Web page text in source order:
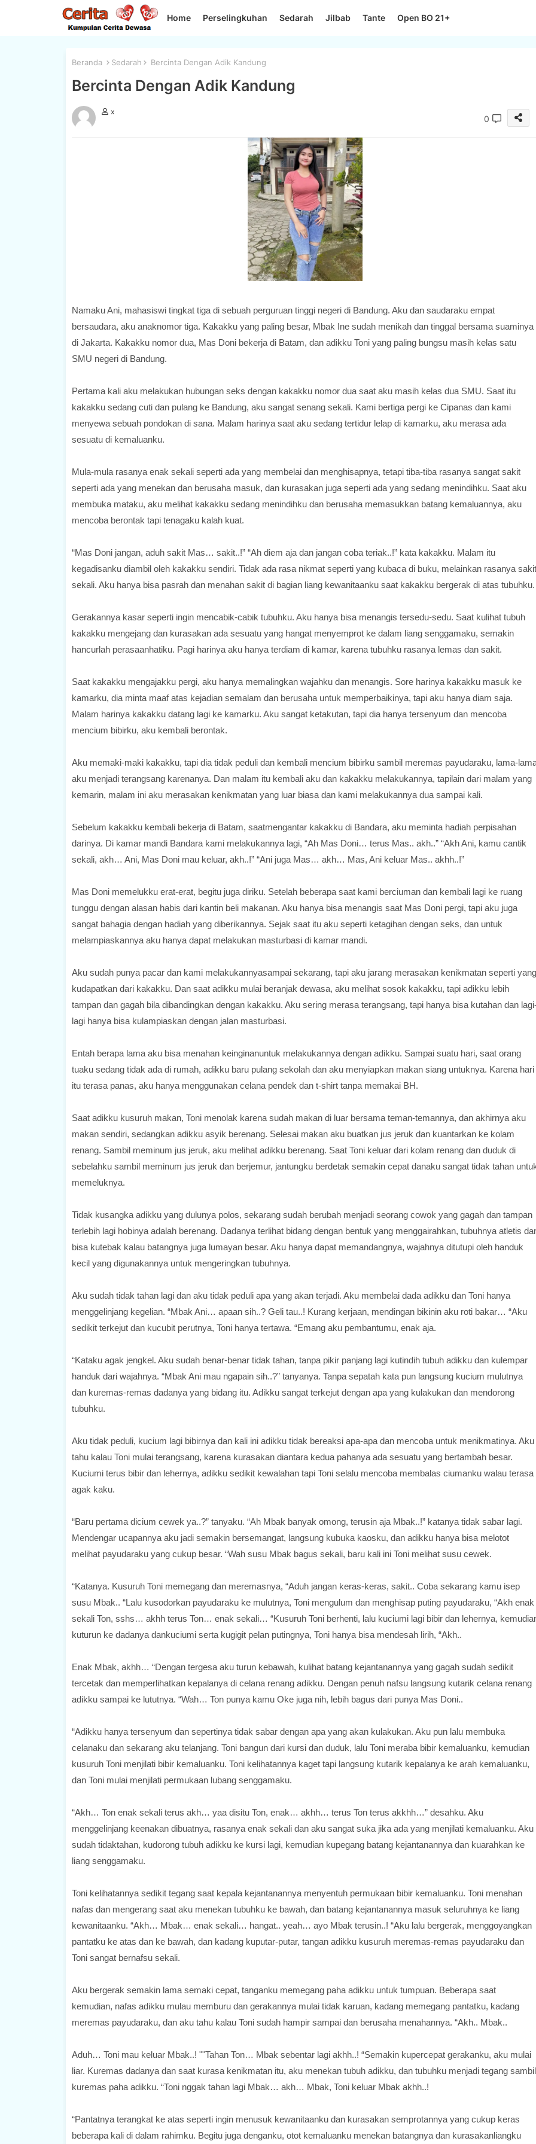
Home Perselingkuhan Sedarah Jilbab Tante Open BO 21+
Beranda Sedarah Bercinta Dengan Adik Kandung
Bercinta Dengan Adik Kandung
x
0
Namaku Ani, mahasiswi tingkat tiga di sebuah perguruan tinggi negeri di Bandung. Aku dan saudaraku empat
bersaudara, aku anaknomor tiga. Kakakku yang paling besar, Mbak Ine sudah menikah dan tinggal bersama suaminya
di Jakarta. Kakakku nomor dua, Mas Doni bekerja di Batam, dan adikku Toni yang paling bungsu masih kelas satu
SMU negeri di Bandung.
Pertama kali aku melakukan hubungan seks dengan kakakku nomor dua saat aku masih kelas dua SMU. Saat itu
kakakku sedang cuti dan pulang ke Bandung, aku sangat senang sekali. Kami bertiga pergi ke Cipanas dan kami
menyewa sebuah pondokan di sana. Malam harinya saat aku sedang tertidur lelap di kamarku, aku merasa ada
sesuatu di kemaluanku.
Mula-mula rasanya enak sekali seperti ada yang membelai dan menghisapnya, tetapi tiba-tiba rasanya sangat sakit
seperti ada yang menekan dan berusaha masuk, dan kurasakan juga seperti ada yang sedang menindihku. Saat aku
membuka mataku, aku melihat kakakku sedang menindihku dan berusaha memasukkan batang kemaluannya, aku
mencoba berontak tapi tenagaku kalah kuat.
“Mas Doni jangan, aduh sakit Mas… sakit..!” “Ah diem aja dan jangan coba teriak..!” kata kakakku. Malam itu
kegadisanku diambil oleh kakakku sendiri. Tidak ada rasa nikmat seperti yang kubaca di buku, melainkan rasanya sakit
sekali. Aku hanya bisa pasrah dan menahan sakit di bagian liang kewanitaanku saat kakakku bergerak di atas tubuhku.
Gerakannya kasar seperti ingin mencabik-cabik tubuhku. Aku hanya bisa menangis tersedu-sedu. Saat kulihat tubuh
kakakku mengejang dan kurasakan ada sesuatu yang hangat menyemprot ke dalam liang senggamaku, semakin
hancurlah perasaanhatiku. Pagi harinya aku hanya terdiam di kamar, karena tubuhku rasanya lemas dan sakit.
Saat kakakku mengajakku pergi, aku hanya memalingkan wajahku dan menangis. Sore harinya kakakku masuk ke
kamarku, dia minta maaf atas kejadian semalam dan berusaha untuk memperbaikinya, tapi aku hanya diam saja.
Malam harinya kakakku datang lagi ke kamarku. Aku sangat ketakutan, tapi dia hanya tersenyum dan mencoba
mencium bibirku, aku kembali berontak.
Aku memaki-maki kakakku, tapi dia tidak peduli dan kembali mencium bibirku sambil meremas payudaraku, lama-
aku menjadi terangsang karenanya. Dan malam itu kembali aku dan kakakku melakukannya, tapilain dari malam yang
kemarin, malam ini aku merasakan kenikmatan yang luar biasa dan kami melakukannya dua sampai kali.
Sebelum kakakku kembali bekerja di Batam, saatmengantar kakakku di Bandara, aku meminta hadiah perpisahan
darinya. Di kamar mandi Bandara kami melakukannya lagi, “Ah Mas Doni… terus Mas.. akh..” “Akh Ani, kamu cantik
sekali, akh… Ani, Mas Doni mau keluar, akh..!” “Ani juga Mas… akh… Mas, Ani keluar Mas.. akhh..!”
Mas Doni memelukku erat-erat, begitu juga diriku. Setelah beberapa saat kami berciuman dan kembali lagi ke ruang
tunggu dengan alasan habis dari kantin beli makanan. Aku hanya bisa menangis saat Mas Doni pergi, tapi aku juga
sangat bahagia dengan hadiah yang diberikannya. Sejak saat itu aku seperti ketagihan dengan seks, dan untuk
melampiaskannya aku hanya dapat melakukan masturbasi di kamar mandi.
Aku sudah punya pacar dan kami melakukannyasampai sekarang, tapi aku jarang merasakan kenikmatan seperti yang
kudapatkan dari kakakku. Dan saat adikku mulai beranjak dewasa, aku melihat sosok kakakku, tapi adikku lebih
tampan dan gagah bila dibandingkan dengan kakakku. Aku sering merasa terangsang, tapi hanya bisa kutahan dan
lagi hanya bisa kulampiaskan dengan jalan masturbasi.
Entah berapa lama aku bisa menahan keinginanuntuk melakukannya dengan adikku. Sampai suatu hari, saat orang
tuaku sedang tidak ada di rumah, adikku baru pulang sekolah dan aku menyiapkan makan siang untuknya. Karena hari
itu terasa panas, aku hanya menggunakan celana pendek dan t-shirt tanpa memakai BH.
Saat adikku kusuruh makan, Toni menolak karena sudah makan di luar bersama teman-temannya, dan akhirnya aku
makan sendiri, sedangkan adikku asyik berenang. Selesai makan aku buatkan jus jeruk dan kuantarkan ke kolam
renang. Sambil meminum jus jeruk, aku melihat adikku berenang. Saat Toni keluar dari kolam renang dan duduk di
sebelahku sambil meminum jus jeruk dan berjemur, jantungku berdetak semakin cepat danaku sangat tidak tahan
memeluknya.
Tidak kusangka adikku yang dulunya polos, sekarang sudah berubah menjadi seorang cowok yang gagah dan tampan
terlebih lagi hobinya adalah berenang. Dadanya terlihat bidang dengan bentuk yang menggairahkan, tubuhnya atletis
bisa kutebak kalau batangnya juga lumayan besar. Aku hanya dapat memandangnya, wajahnya ditutupi oleh handuk
kecil yang digunakannya untuk mengeringkan tubuhnya.
Aku sudah tidak tahan lagi dan aku tidak peduli apa yang akan terjadi. Aku membelai dada adikku dan Toni hanya
menggelinjang kegelian. “Mbak Ani… apaan sih..? Geli tau..! Kurang kerjaan, mendingan bikinin aku roti bakar… “Aku
sedikit terkejut dan kucubit perutnya, Toni hanya tertawa. “Emang aku pembantumu, enak aja.
“Kataku agak jengkel. Aku sudah benar-benar tidak tahan, tanpa pikir panjang lagi kutindih tubuh adikku dan kulempar
handuk dari wajahnya. “Mbak Ani mau ngapain sih..?” tanyanya. Tanpa sepatah kata pun langsung kucium mulutnya
dan kuremas-remas dadanya yang bidang itu. Adikku sangat terkejut dengan apa yang kulakukan dan mendorong
tubuhku.
Aku tidak peduli, kucium lagi bibirnya dan kali ini adikku tidak bereaksi apa-apa dan mencoba untuk menikmatinya. Aku
tahu kalau Toni mulai terangsang, karena kurasakan diantara kedua pahanya ada sesuatu yang bertambah besar.
Kuciumi terus bibir dan lehernya, adikku sedikit kewalahan tapi Toni selalu mencoba membalas ciumanku walau terasa
agak kaku.
“Baru pertama dicium cewek ya..?” tanyaku. “Ah Mbak banyak omong, terusin aja Mbak..!” katanya tidak sabar lagi.
Mendengar ucapannya aku jadi semakin bersemangat, langsung kubuka kaosku, dan adikku hanya bisa melotot
melihat payudaraku yang cukup besar. “Wah susu Mbak bagus sekali, baru kali ini Toni melihat susu cewek.
“Katanya. Kusuruh Toni memegang dan meremasnya, “Aduh jangan keras-keras, sakit.. Coba sekarang kamu isep
susu Mbak.. “Lalu kusodorkan payudaraku ke mulutnya, Toni mengulum dan menghisap puting payudaraku, “Akh enak
sekali Ton, sshs… akhh terus Ton… enak sekali… “Kusuruh Toni berhenti, lalu kuciumi lagi bibir dan lehernya,
kuturun ke dadanya dankuciumi serta kugigit pelan putingnya, Toni hanya bisa mendesah lirih, “Akh..
Enak Mbak, akhh… “Dengan tergesa aku turun kebawah, kulihat batang kejantanannya yang gagah sudah sedikit
tercetak dan memperlihatkan kepalanya di celana renang adikku. Dengan penuh nafsu langsung kutarik celana renang
adikku sampai ke lututnya. “Wah… Ton punya kamu Oke juga nih, lebih bagus dari punya Mas Doni..
“Adikku hanya tersenyum dan sepertinya tidak sabar dengan apa yang akan kulakukan. Aku pun lalu membuka
celanaku dan sekarang aku telanjang. Toni bangun dari kursi dan duduk, lalu Toni meraba bibir kemaluanku, kemudian
kusuruh Toni menjilati bibir kemaluanku. Toni kelihatannya kaget tapi langsung kutarik kepalanya ke arah kemaluanku,
dan Toni mulai menjilati permukaan lubang senggamaku.
“Akh… Ton enak sekali terus akh… yaa disitu Ton, enak… akhh… terus Ton terus akkhh…” desahku. Aku
menggelinjang keenakan dibuatnya, rasanya enak sekali dan aku sangat suka jika ada yang menjilati kemaluanku. Aku
sudah tidaktahan, kudorong tubuh adikku ke kursi lagi, kemudian kupegang batang kejantanannya dan kuarahkan ke
liang senggamaku.
Toni kelihatannya sedikit tegang saat kepala kejantanannya menyentuh permukaan bibir kemaluanku. Toni menahan
nafas dan mengerang saat aku menekan tubuhku ke bawah, dan batang kejantanannya masuk seluruhnya ke liang
kewanitaanku. “Akh… Mbak… enak sekali… hangat.. yeah… ayo Mbak terusin..! “Aku lalu bergerak, menggoyangkan
pantatku ke atas dan ke bawah, dan kadang kuputar-putar, tangan adikku kusuruh meremas-remas payudaraku dan
Toni sangat bernafsu sekali.
Aku bergerak semakin lama semaki cepat, tanganku memegang paha adikku untuk tumpuan. Beberapa saat
kemudian, nafas adikku mulau memburu dan gerakannya mulai tidak karuan, kadang memegang pantatku, kadang
meremas payudaraku, dan aku tahu kalau Toni sudah hampir sampai dan berusaha menahannya. “Akh.. Mbak..
Aduh… Toni mau keluar Mbak..! ""Tahan Ton… Mbak sebentar lagi akhh..! “Semakin kupercepat gerakanku, aku mulai
liar. Kuremas dadanya dan saat kurasa kenikmatan itu, aku menekan tubuh adikku, dan tubuhku menjadi tegang sambil
kuremas paha adikku. “Toni nggak tahan lagi Mbak… akh… Mbak, Toni keluar Mbak akhh..!
“Pantatnya terangkat ke atas seperti ingin menusuk kewanitaanku dan kurasakan semprotannya yang cukup keras
beberapa kali di dalam rahimku. Begitu juga denganku, otot kemaluanku menekan batangnya dan kurasakanliangku